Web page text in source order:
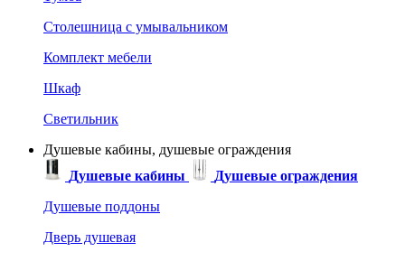
Столешница с умывальником
Комплект мебели
Шкаф
Светильник
Душевые кабины, душевые ограждения
Душевые кабины
Душевые ограждения
Душевые поддоны
Дверь душевая